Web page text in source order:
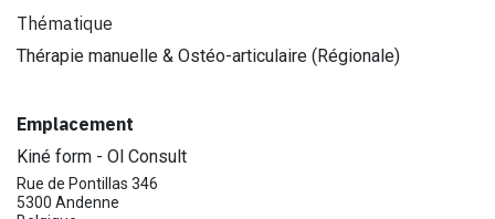
Thématique
Thérapie manuelle & Ostéo-articulaire (Régionale)
Emplacement
Kiné form - Ol Consult
Rue de Pontillas 346
5300 Andenne